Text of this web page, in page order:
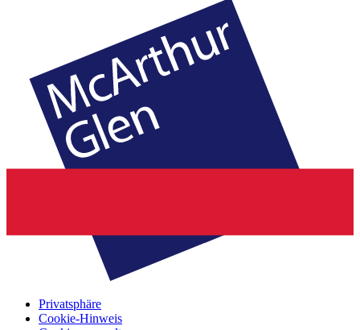
Privatsphäre
Cookie-Hinweis